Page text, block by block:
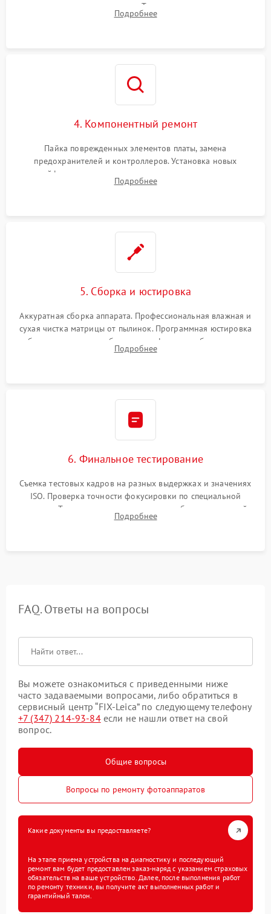
питания и картоприемника. Тестирование механизма
затвора и блока внутрикамерной стабилизации.
Подробнее
4. Компонентный ремонт
Пайка поврежденных элементов платы, замена
предохранителей и контроллеров. Установка новых
шлейфов, дисплея, механизма затвора или двигателя
автофокуса. Восстановление геометрии тубуса объектива
Подробнее
5. Сборка и юстировка
Аккуратная сборка аппарата. Профессиональная влажная и
сухая чистка матрицы от пылинок. Программная юстировка
рабочего отрезка, калибровка автофокуса, стабилизатора и
экспозамера с помощью сервисного ПО.
Подробнее
6. Финальное тестирование
Съемка тестовых кадров на разных выдержках и значениях
ISO. Проверка точности фокусировки по специальной
мишени. Тест записи на карту памяти, работы встроенной
вспышки, микрофона и всех кнопок управления.
Подробнее
FAQ. Ответы на вопросы
Вы можете ознакомиться с приведенными ниже
часто задаваемыми вопросами, либо обратиться в
сервисный центр “FIX-Leica” по следующему телефону
+7 (347) 214-93-84если не нашли ответ на свой
вопрос.
Общие вопросы
Вопросы по ремонту фотоаппаратов
Какие документы вы предоставляете?
На этапе приема устройства на диагностику и последующий
ремонт вам будет предоставлен заказ-наряд с указанием страховых
обязательств на ваше устройство. Далее, после выполнения работ
по ремонту техники, вы получите акт выполненных работ и
гарантийный талон.